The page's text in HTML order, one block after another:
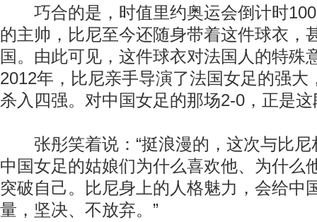
巧合的是，时值里约奥运会倒计时100
的主帅，比尼至今还随身带着这件球衣，
国。由此可见，这件球衣对法国人的特殊
2012年，比尼亲手导演了法国女足的强大
杀入四强。对中国女足的那场2-0，正是
张彤笑着说：“挺浪漫的，这次与比尼
中国女足的姑娘们为什么喜欢他、为什么
突破自己。比尼身上的人格魅力，会给中
量，坚决、不放弃。”